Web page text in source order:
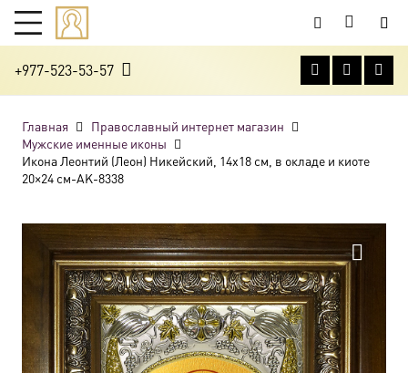
+977-523-53-57
Главная
Православный интернет магазин
Мужские именные иконы
Икона Леонтий (Леон) Никейский, 14х18 см, в окладе и киоте
20×24 см-AK-8338